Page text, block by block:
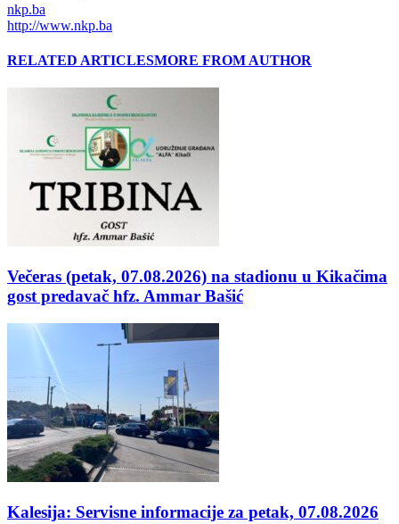
nkp.ba
http://www.nkp.ba
RELATED ARTICLESMORE FROM AUTHOR
Večeras (petak, 07.08.2026) na stadionu u Kikačima
gost predavač hfz. Ammar Bašić
Kalesija: Servisne informacije za petak, 07.08.2026